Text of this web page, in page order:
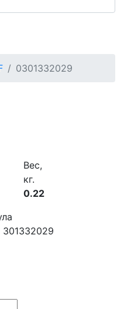
0301332029
Вес,
кг.
0.22